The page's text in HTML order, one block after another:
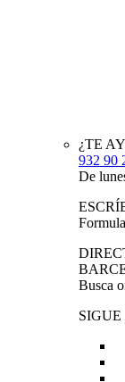
¿TE
932 90
De
Busca